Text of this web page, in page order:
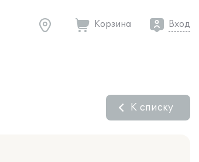
Корзина Вход
К списку